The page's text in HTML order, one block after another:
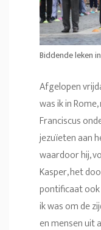
Biddende leken
Afgelopen
was ik in
Franciscus
jezuïeten aan
waardoor hij,
Kasper, het
pontificaat ook
ik was om de
en mensen uit